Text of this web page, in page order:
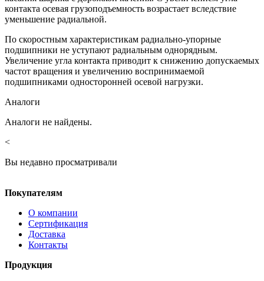
контакта осевая грузоподъемность возрастает вследствие
уменьшение радиальной.
По скоростным характеристикам радиально-упорные
подшипники не уступают радиальным однорядным.
Увеличение угла контакта приводит к снижению допускаемых
частот вращения и увеличению воспринимаемой
подшипниками односторонней осевой нагрузки.
Аналоги
Аналоги не найдены.
<
Вы недавно просматривали
Покупателям
О компании
Сертификация
Доставка
Контакты
Продукция